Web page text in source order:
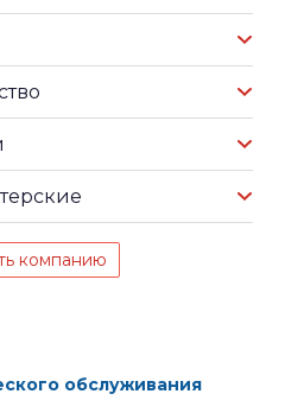
компанию
обслуживания